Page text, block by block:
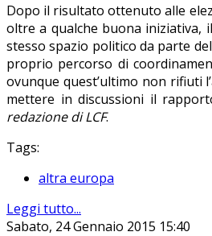
Dopo il risultato ottenuto alle
oltre a qualche buona
stesso spazio politico da parte
proprio percorso di
ovunque quest’ultimo non rifiuti
mettere in discussioni il
redazione di LCF.
Tags:
altra europa
Leggi tutto...
Sabato, 24 Gennaio 2015 15:40